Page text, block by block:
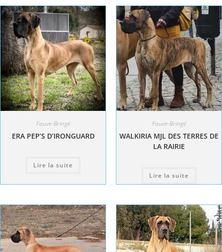
Fauve-Bringé
ERA PEP’S D’IRONGUARD
Lire la suite
Fauve-Bringé
WALKIRIA MJL DES TERRES DE
LA RAIRIE
Lire la suite